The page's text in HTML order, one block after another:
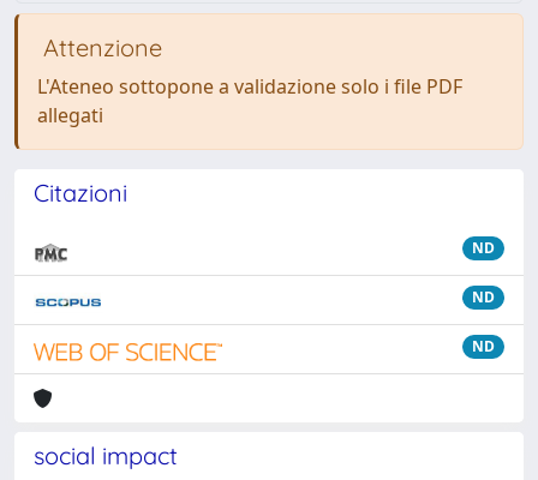
Attenzione
L'Ateneo sottopone a validazione solo i file PDF
allegati
Citazioni
ND
ND
ND
social impact